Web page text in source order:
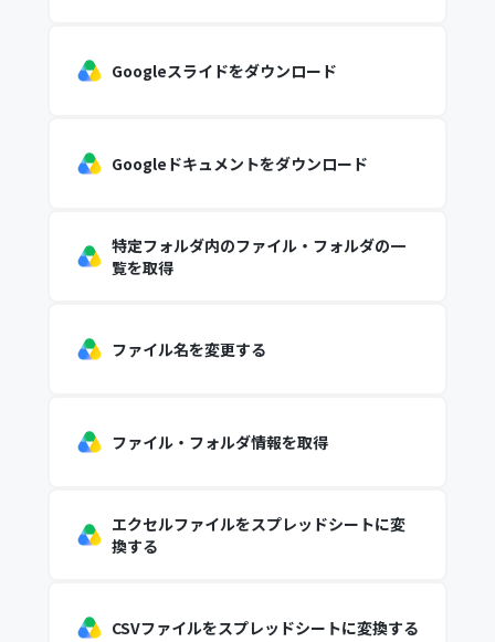
Googleスライドをダウンロード
Googleドキュメントをダウンロード
特定フォルダ内のファイル・フォルダの一
覧を取得
ファイル名を変更する
ファイル・フォルダ情報を取得
エクセルファイルをスプレッドシートに変
換する
CSVファイルをスプレッドシートに変換する